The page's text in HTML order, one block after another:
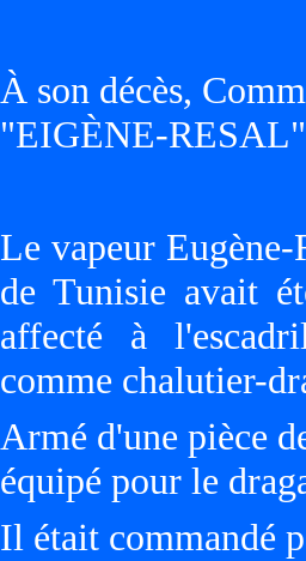
À son décès,
"EIGÈNE-
Le vapeur
de Tunisie avait
affecté à
comme chalutier-
Armé d'une pièce
équipé pour le
Il était commandé